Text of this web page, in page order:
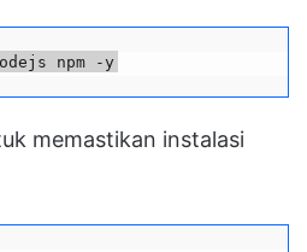
npm -y
memastikan instalasi